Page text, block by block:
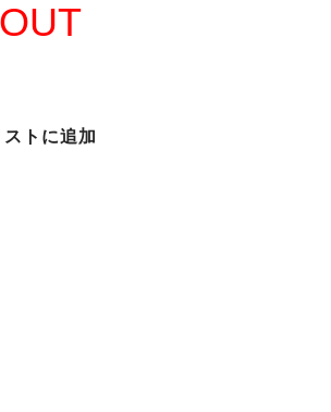
トに追加